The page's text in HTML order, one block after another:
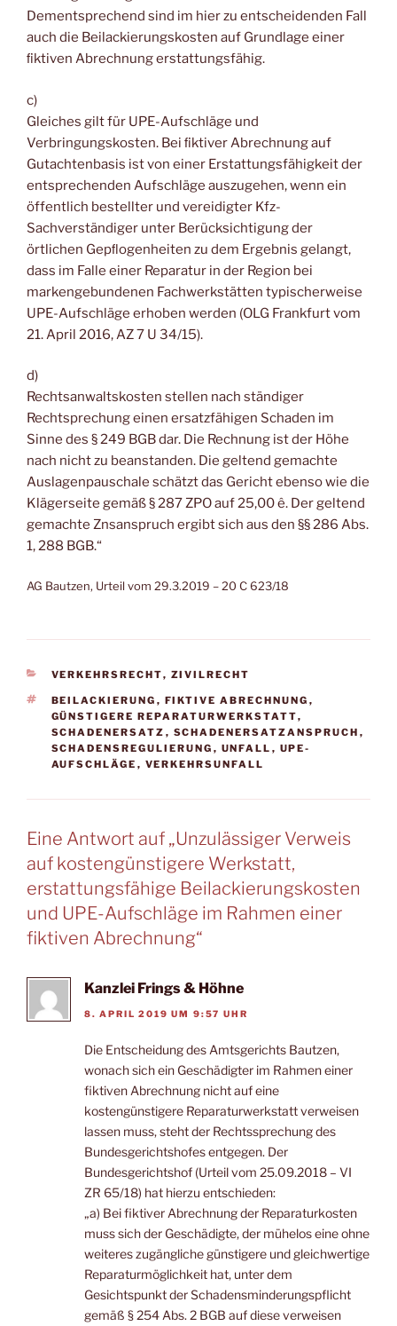
Dementsprechend sind im hier zu entscheidenden Fall
auch die Beilackierungskosten auf Grundlage einer
ﬁktiven Abrechnung erstattungsfähig.
c)
Gleiches gilt für UPE-Aufschläge und
Verbringungskosten. Bei ﬁktiver Abrechnung auf
Gutachtenbasis ist von einer Erstattungsfähigkeit der
entsprechenden Aufschläge auszugehen, wenn ein
öffentlich bestellter und vereidigter Kfz-
Sachverständiger unter Berücksichtigung der
örtlichen Gepﬂogenheiten zu dem Ergebnis gelangt,
dass im Falle einer Reparatur in der Region bei
markengebundenen Fachwerkstätten typischerweise
UPE-Aufschläge erhoben werden (OLG Frankfurt vom
21. April 2016, AZ 7 U 34/15).
d)
Rechtsanwaltskosten stellen nach ständiger
Rechtsprechung einen ersatzfähigen Schaden im
Sinne des § 249 BGB dar. Die Rechnung ist der Höhe
nach nicht zu beanstanden. Die geltend gemachte
Auslagenpauschale schätzt das Gericht ebenso wie die
Klägerseite gemäß § 287 ZPO auf 25,00 ê. Der geltend
gemachte Znsanspruch ergibt sich aus den §§ 286 Abs.
1, 288 BGB.“
AG Bautzen, Urteil vom 29.3.2019 – 20 C 623/18
KATEGORIEN
VERKEHRSRECHT, ZIVILRECHT
SCHLAGWÖRTER
BEILACKIERUNG , FIKTIVE ABRECHNUNG ,
GÜNSTIGERE REPARATURWERKSTATT,
SCHADENERSATZ , SCHADENERSATZANSPRUCH ,
SCHADENSREGULIERUNG , UNFALL , UPE-
AUFSCHLÄGE , VERKEHRSUNFALL
Eine Antwort auf „Unzulässiger Verweis
auf kostengünstigere Werkstatt,
erstattungsfähige Beilackierungskosten
und UPE-Aufschläge im Rahmen einer
fiktiven Abrechnung“
Kanzlei Frings & Höhne
8. APRIL 2019 UM 9:57 UHR
Die Entscheidung des Amtsgerichts Bautzen,
wonach sich ein Geschädigter im Rahmen einer
fiktiven Abrechnung nicht auf eine
kostengünstigere Reparaturwerkstatt verweisen
lassen muss, steht der Rechtssprechung des
Bundesgerichtshofes entgegen. Der
Bundesgerichtshof (Urteil vom 25.09.2018 – VI
ZR 65/18) hat hierzu entschieden:
„a) Bei fiktiver Abrechnung der Reparaturkosten
muss sich der Geschädigte, der mühelos eine ohne
weiteres zugängliche günstigere und gleichwertige
Reparaturmöglichkeit hat, unter dem
Gesichtspunkt der Schadensminderungspflicht
gemäß § 254 Abs. 2 BGB auf diese verweisen